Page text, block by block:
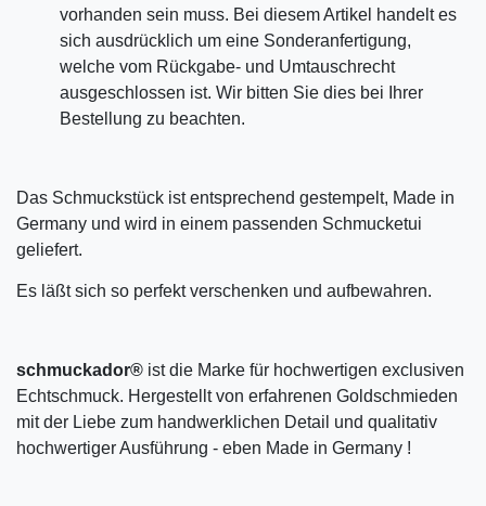
vorhanden sein muss. Bei diesem Artikel handelt es
sich ausdrücklich um eine Sonderanfertigung,
welche vom Rückgabe- und Umtauschrecht
ausgeschlossen ist. Wir bitten Sie dies bei Ihrer
Bestellung zu beachten.
Das Schmuckstück ist entsprechend gestempelt, Made in
Germany und wird in einem passenden Schmucketui
geliefert.
Es läßt sich so perfekt verschenken und aufbewahren.
schmuckador® ist die Marke für hochwertigen exclusiven
Echtschmuck. Hergestellt von erfahrenen Goldschmieden
mit der Liebe zum handwerklichen Detail und qualitativ
hochwertiger Ausführung - eben Made in Germany !